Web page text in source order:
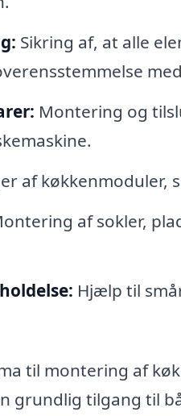
Sikring af, at alle
Montering og
af køkkenmoduler,
af sokler,
Hjælp til
til montering af
grundlig tilgang til